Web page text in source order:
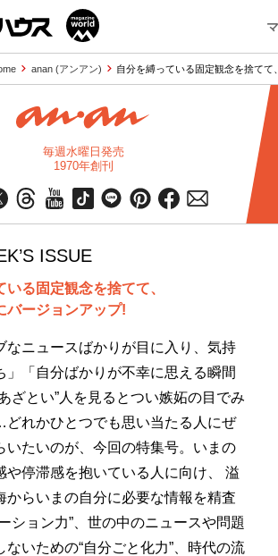
anan (アンアン) 自分を縛っている固定観念を捨てて
毎週水曜日発売
1970年創刊
ISSUE
いる固定観念を捨てて、
バージョンアップ!
なニュースばかりが目に入り、気持
」「自分ばかりが不幸に思える瞬間
ざとい”人を見るとつい嫉妬の目でみ
れかひとつでも思い当たる人にぜ
いたいのが、今回の特集号。いまの
や停滞感を抱いている人に向け、 溢
からいまの自分に必要な情報を精査
ション力”、世の中のニュースや問題
ないための“自分ごと化力”、時代の流
を更新し続ける人たち”のインタビュ